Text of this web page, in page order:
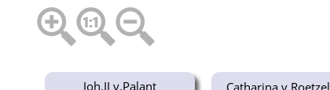
Joh.II v.Palant Catharina